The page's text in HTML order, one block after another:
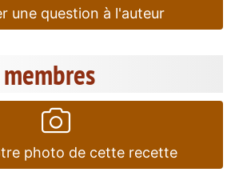
une question à l'auteur
photo de cette recette